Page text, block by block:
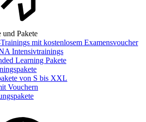
und Pakete
mit kostenlosem Examensvoucher
Intensivtrainings
Learning Pakete
von S bis XXL
Vouchern